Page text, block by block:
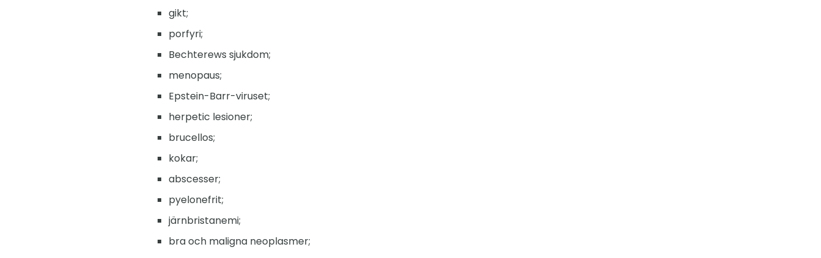
gikt;
porfyri;
Bechterews sjukdom;
menopaus;
Epstein-Barr-viruset;
herpetic lesioner;
brucellos;
kokar;
abscesser;
pyelonefrit;
järnbristanemi;
bra och maligna neoplasmer;